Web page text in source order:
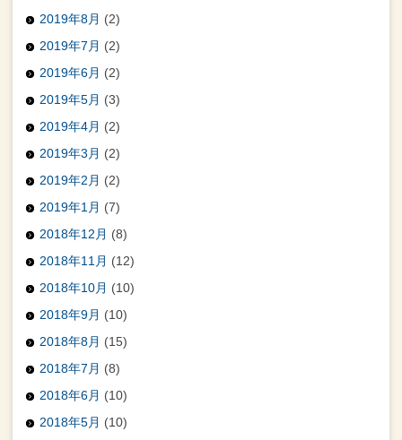
2019年8月 (2)
2019年7月 (2)
2019年6月 (2)
2019年5月 (3)
2019年4月 (2)
2019年3月 (2)
2019年2月 (2)
2019年1月 (7)
2018年12月 (8)
2018年11月 (12)
2018年10月 (10)
2018年9月 (10)
2018年8月 (15)
2018年7月 (8)
2018年6月 (10)
2018年5月 (10)